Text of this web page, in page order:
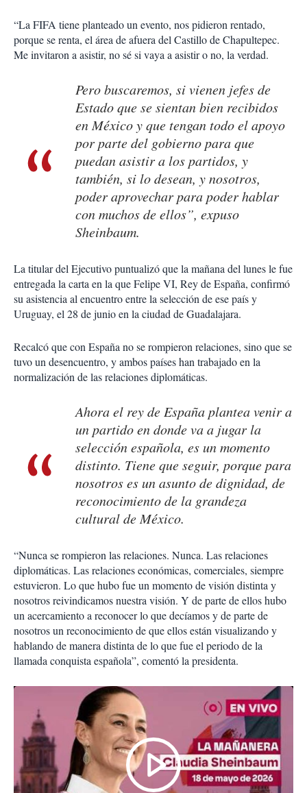
“La FIFA tiene planteado un evento, nos pidieron rentado,
porque se renta, el área de afuera del Castillo de Chapultepec.
Me invitaron a asistir, no sé si vaya a asistir o no, la verdad.
Pero buscaremos, si vienen jefes de
Estado que se sientan bien recibidos
en México y que tengan todo el apoyo
por parte del gobierno para que
puedan asistir a los partidos, y
también, si lo desean, y nosotros,
poder aprovechar para poder hablar
con muchos de ellos”, expuso
Sheinbaum.
La titular del Ejecutivo puntualizó que la mañana del lunes le fue
entregada la carta en la que Felipe VI, Rey de España, confirmó
su asistencia al encuentro entre la selección de ese país y
Uruguay, el 28 de junio en la ciudad de Guadalajara.
Recalcó que con España no se rompieron relaciones, sino que se
tuvo un desencuentro, y ambos países han trabajado en la
normalización de las relaciones diplomáticas.
Ahora el rey de España plantea venir a
un partido en donde va a jugar la
selección española, es un momento
distinto. Tiene que seguir, porque para
nosotros es un asunto de dignidad, de
reconocimiento de la grandeza
cultural de México.
“Nunca se rompieron las relaciones. Nunca. Las relaciones
diplomáticas. Las relaciones económicas, comerciales, siempre
estuvieron. Lo que hubo fue un momento de visión distinta y
nosotros reivindicamos nuestra visión. Y de parte de ellos hubo
un acercamiento a reconocer lo que decíamos y de parte de
nosotros un reconocimiento de que ellos están visualizando y
hablando de manera distinta de lo que fue el periodo de la
llamada conquista española”, comentó la presidenta.